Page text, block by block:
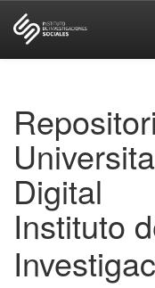
Digital
Instituto